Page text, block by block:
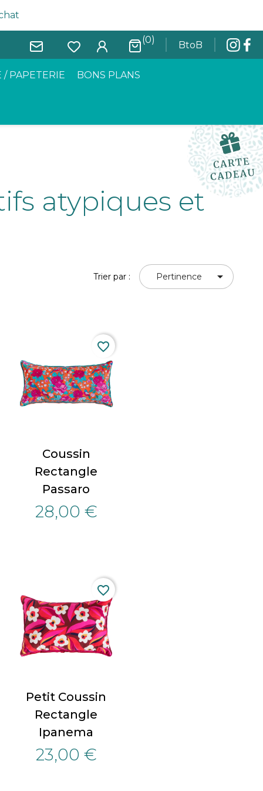
(0) BtoB
/ PAPETERIE BONS PLANS
atypiques et
Trier par : Pertinence 
Coussin
Rectangle
Passaro
28,00 €
favorite_border
Petit Coussin
Rectangle
Ipanema
23,00 €
favorite_border